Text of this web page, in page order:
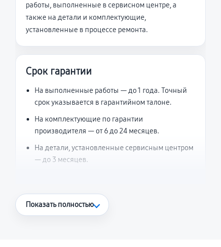
работы, выполненные в сервисном центре, а
также на детали и комплектующие,
установленные в процессе ремонта.
Срок гарантии
На выполненные работы — до 1 года. Точный
срок указывается в гарантийном талоне.
На комплектующие по гарантии
производителя — от 6 до 24 месяцев.
На детали, установленные сервисным центром
— до 3 месяцев.
Что считается гарантийным случаем
Показать полностью